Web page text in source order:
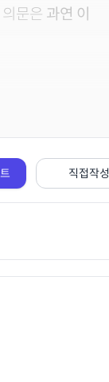
문은 과연 이
직접작성